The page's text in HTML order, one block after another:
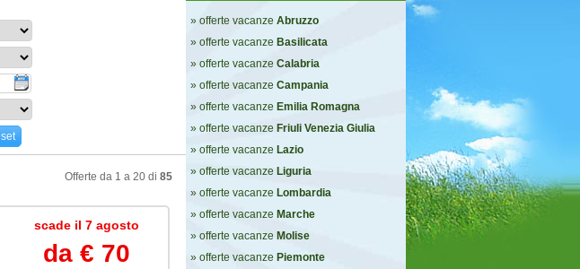
Offerte da 1 a 20 di 85
scade il 7 agosto
da € 70
» offerte vacanze Abruzzo
» offerte vacanze Basilicata
» offerte vacanze Calabria
» offerte vacanze Campania
» offerte vacanze Emilia Romagna
» offerte vacanze Friuli Venezia Giulia
» offerte vacanze Lazio
» offerte vacanze Liguria
» offerte vacanze Lombardia
» offerte vacanze Marche
» offerte vacanze Molise
» offerte vacanze Piemonte